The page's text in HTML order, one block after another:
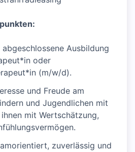
abgeschlossene Ausbildung
oder
(m/w/d).
und Freude am
und Jugendlichen mit
mit Wertschätzung,
zuverlässig und